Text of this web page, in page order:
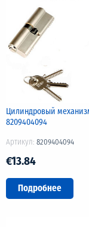
Цилиндровый
8209404094
Артикул: 8209404094
€13.84
Подробнее